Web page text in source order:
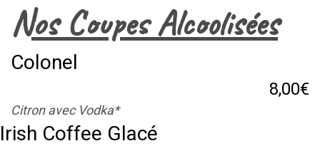
Nos Coupes Alcoolisées
Colonel
8,00€
Citron avec Vodka*
Irish Coffee Glacé